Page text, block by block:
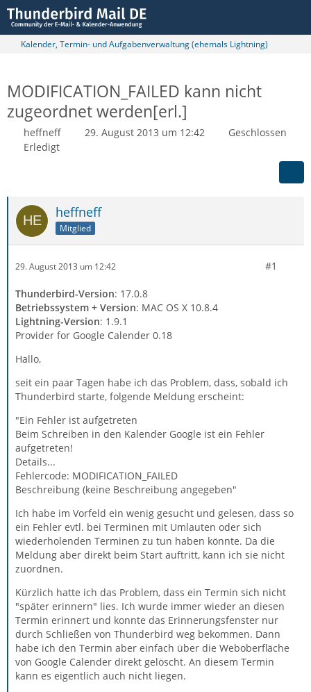
Kalender, Termin- und Aufgabenverwaltung (ehemals Lightning)
MODIFICATION_FAILED kann nicht
zugeordnet werden[erl.]
heffneff 29. August 2013 um 12:42
Geschlossen
Erledigt
heffneff
Mitglied
29. August 2013 um 12:42 #1
Thunderbird-Version: 17.0.8
Betriebssystem + Version: MAC OS X 10.8.4
Lightning-Version: 1.9.1
Provider for Google Calender 0.18
Hallo,
seit ein paar Tagen habe ich das Problem, dass, sobald ich
Thunderbird starte, folgende Meldung erscheint:
"Ein Fehler ist aufgetreten
Beim Schreiben in den Kalender Google ist ein Fehler
aufgetreten!
Details...
Fehlercode: MODIFICATION_FAILED
Beschreibung (keine Beschreibung angegeben"
Ich habe im Vorfeld ein wenig gesucht und gelesen, dass so
ein Fehler evtl. bei Terminen mit Umlauten oder sich
wiederholenden Terminen zu tun haben könnte. Da die
Meldung aber direkt beim Start auftritt, kann ich sie nicht
zuordnen.
Kürzlich hatte ich das Problem, dass ein Termin sich nicht
"später erinnern" lies. Ich wurde immer wieder an diesen
Termin erinnert und konnte das Erinnerungsfenster nur
durch Schließen von Thunderbird weg bekommen. Dann
habe ich den Termin aber einfach über die Weboberfläche
von Google Calender direkt gelöscht. An diesem Termin
kann es eigentlich auch nicht liegen.